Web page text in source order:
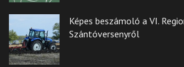
Képes beszámoló a VI.
Szántóversenyről